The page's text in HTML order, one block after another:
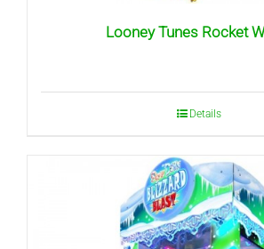
Looney Tunes Rocket
Details